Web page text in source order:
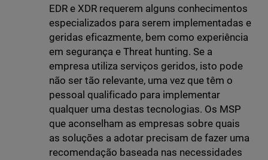
EDR e XDR requerem alguns conhecimentos
especializados para serem implementadas e
geridas eficazmente, bem como experiência
em segurança e Threat hunting. Se a
empresa utiliza serviços geridos, isto pode
não ser tão relevante, uma vez que têm o
pessoal qualificado para implementar
qualquer uma destas tecnologias. Os MSP
que aconselham as empresas sobre quais
as soluções a adotar precisam de fazer uma
recomendação baseada nas necessidades